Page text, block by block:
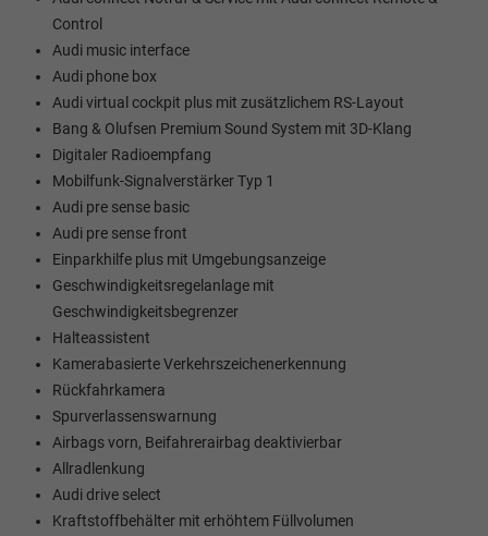
Control
Audi music interface
Audi phone box
Audi virtual cockpit plus mit zusätzlichem RS-Layout
Bang & Olufsen Premium Sound System mit 3D-Klang
Digitaler Radioempfang
Mobilfunk-Signalverstärker Typ 1
Audi pre sense basic
Audi pre sense front
Einparkhilfe plus mit Umgebungsanzeige
Geschwindigkeitsregelanlage mit
Geschwindigkeitsbegrenzer
Halteassistent
Kamerabasierte Verkehrszeichenerkennung
Rückfahrkamera
Spurverlassenswarnung
Airbags vorn, Beifahrerairbag deaktivierbar
Allradlenkung
Audi drive select
Kraftstoffbehälter mit erhöhtem Füllvolumen